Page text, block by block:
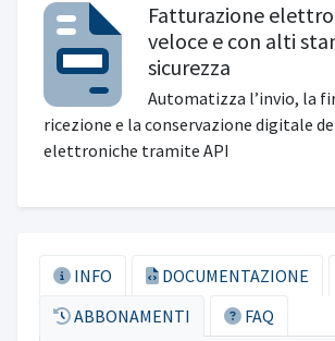
Fatturazione
veloce e con alti
sicurezza
Automatizza l’invio, la
ricezione e la conservazione digitale
elettroniche tramite API
INFO DOCUMENTAZIONE
ABBONAMENTI
FAQ